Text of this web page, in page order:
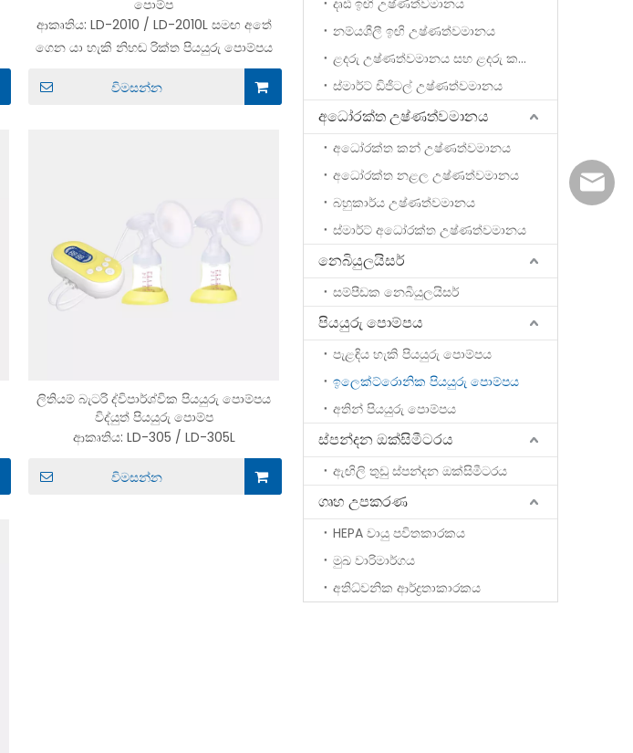
පොම්ප
ආකෘතිය: LD-2010 / LD-2010L සමඟ අතේ
ගෙන යා හැකි නිහඬ රික්ත පියයුරු පොම්පය
විමසන්න
ලිතියම් බැටරි ද්විපාර්ශ්වික පියයුරු පොම්පය
විද්යුත් පියයුරු පොම්ප
ආකෘතිය: LD-305 / LD-305L
විමසන්න
නම්යශීලී ඉඟි උෂ්ණත්වමානය
ළදරු උෂ්ණත්වමානය සහ ළදරු කට්ටලය
ස්මාර්ට් ඩිජිටල් උෂ්ණත්වමානය
අධෝරක්ත උෂ්ණත්වමානය
අධෝරක්ත කන් උෂ්ණත්වමානය
අධෝරක්ත නළල උෂ්ණත්වමානය
බහුකාර්ය උෂ්ණත්වමානය
ස්මාර්ට් අධෝරක්ත උෂ්ණත්වමානය
නෙබියුලයිසර්
සම්පීඩක නෙබියුලයිසර්
පියයුරු පොම්පය
පැළඳිය හැකි පියයුරු පොම්පය
ඉලෙක්ට්රොනික පියයුරු පොම්පය
අතින් පියයුරු පොම්පය
ස්පන්දන ඔක්සිමීටරය
ඇඟිලි තුඩු ස්පන්දන ඔක්සිමීටරය
ගෘහ උපකරණ
HEPA වායු පවිතකාරකය
මුඛ වාරිමාර්ගය
අතිධ්වනික ආර්ද්‍රතාකාරකය